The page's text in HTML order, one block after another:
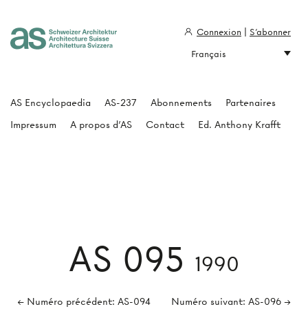
AS 095 1990
← Numéro précédent: AS-094 Numéro suivant: AS-096 →
AS Encyclopaedia AS-237 Abonnements
Partenaires
Impressum
A propos d'AS Contact Ed. Anthony Krafft
Connexion
S'abonner
Français